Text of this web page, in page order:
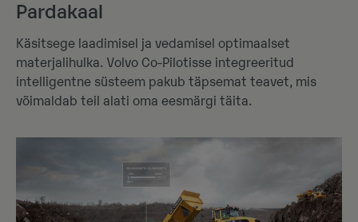
Pardakaal
Käsitsege laadimisel ja vedamisel optimaalset
materjalihulka. Volvo Co-Pilotisse integreeritud
intelligentne süsteem pakub täpsemat teavet, mis
võimaldab teil alati oma eesmärgi täita.